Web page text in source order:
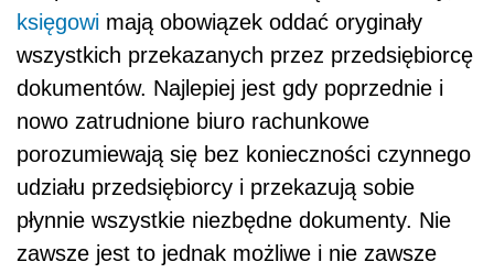
księgowi mają obowiązek oddać oryginały
wszystkich przekazanych przez przedsiębiorcę
dokumentów. Najlepiej jest gdy poprzednie i
nowo zatrudnione biuro rachunkowe
porozumiewają się bez konieczności czynnego
udziału przedsiębiorcy i przekazują sobie
płynnie wszystkie niezbędne dokumenty. Nie
zawsze jest to jednak możliwe i nie zawsze